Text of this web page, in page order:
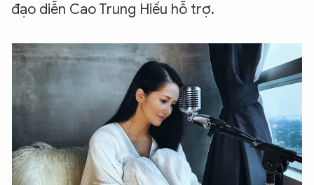
đạo diễn Cao Trung Hiếu hỗ trợ.